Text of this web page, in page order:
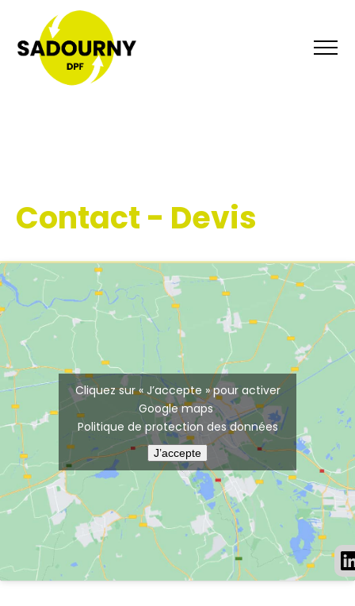
Contact - Devis
Cliquez sur « J’accepte » pour activer
Google maps
Politique de protection des données
J’accepte